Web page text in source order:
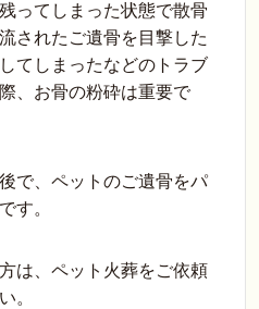
ってしまった状態で散骨
されたご遺骨を目撃した
てしまったなどのトラブ
、お骨の粉砕は重要で
で、ペットのご遺骨をパ
す。
は、ペット火葬をご依頼
。